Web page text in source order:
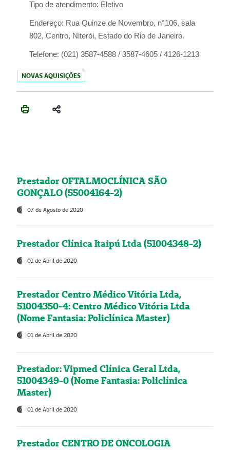
Tipo de atendimento: Eletivo
Endereço: Rua Quinze de Novembro, n°106, sala
802, Centro, Niterói, Estado do Rio de Janeiro.
Telefone: (021) 3587-4588 / 3587-4605 / 4126-1213
NOVAS AQUISIÇÕES
Prestador OFTALMOCLÍNICA SÃO
GONÇALO (55004164-2)
07 de Agosto de 2020
Prestador Clínica Itaipú Ltda (51004348-2)
01 de Abril de 2020
Prestador Centro Médico Vitória Ltda,
51004350-4: Centro Médico Vitória Ltda
(Nome Fantasia: Policlínica Master)
01 de Abril de 2020
Prestador: Vipmed Clínica Geral Ltda,
51004349-0 (Nome Fantasia: Policlínica
Master)
01 de Abril de 2020
Prestador CENTRO DE ONCOLOGIA